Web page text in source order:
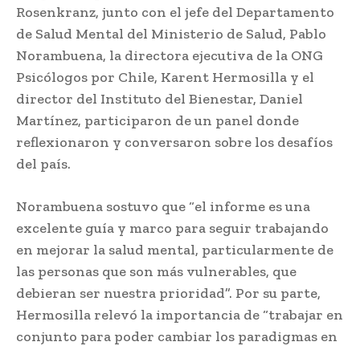
Rosenkranz, junto con el jefe del Departamento
de Salud Mental del Ministerio de Salud, Pablo
Norambuena, la directora ejecutiva de la ONG
Psicólogos por Chile, Karent Hermosilla y el
director del Instituto del Bienestar, Daniel
Martínez, participaron de un panel donde
reflexionaron y conversaron sobre los desafíos
del país.
Norambuena sostuvo que “el informe es una
excelente guía y marco para seguir trabajando
en mejorar la salud mental, particularmente de
las personas que son más vulnerables, que
debieran ser nuestra prioridad”. Por su parte,
Hermosilla relevó la importancia de “trabajar en
conjunto para poder cambiar los paradigmas en